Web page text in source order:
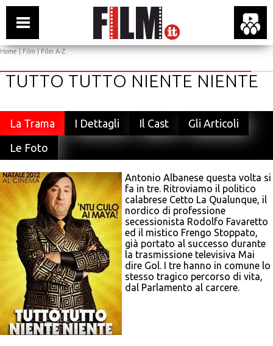
Home|Film|Film A-Z
TUTTO TUTTO NIENTE NIENTE
La Trama I Dettagli Il Cast
Gli Articoli
Le Foto
Antonio Albanese questa volta si
fa in tre. Ritroviamo il politico
calabrese Cetto La Qualunque, il
nordico di professione
secessionista Rodolfo Favaretto
ed il mistico Frengo Stoppato,
già portato al successo durante
la trasmissione televisiva Mai
dire Gol. I tre hanno in comune lo
stesso tragico percorso di vita,
dal Parlamento al carcere.